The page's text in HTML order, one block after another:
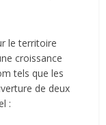
le territoire
croissance
tels que les
de deux
: